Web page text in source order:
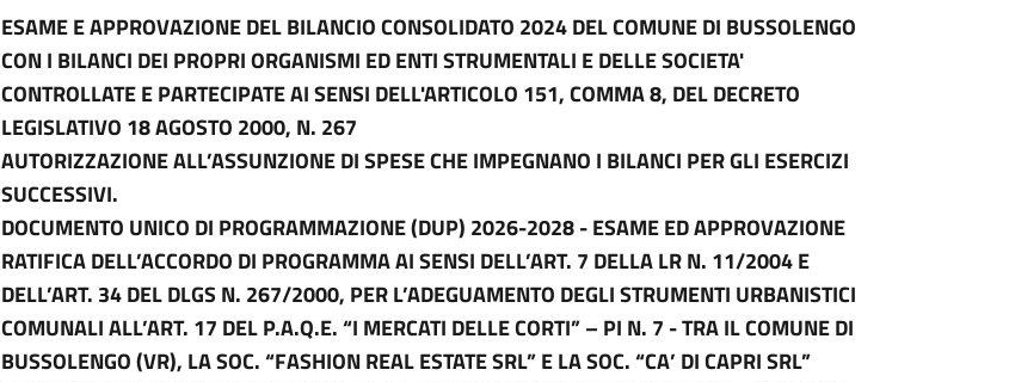
ESAME E APPROVAZIONE DEL BILANCIO CONSOLIDATO 2024 DEL COMUNE DI BUSSOLENGO
CON I BILANCI DEI PROPRI ORGANISMI ED ENTI STRUMENTALI E DELLE SOCIETA'
CONTROLLATE E PARTECIPATE AI SENSI DELL'ARTICOLO 151, COMMA 8, DEL DECRETO
LEGISLATIVO 18 AGOSTO 2000, N. 267
AUTORIZZAZIONE ALL’ASSUNZIONE DI SPESE CHE IMPEGNANO I BILANCI PER GLI ESERCIZI
SUCCESSIVI.
DOCUMENTO UNICO DI PROGRAMMAZIONE (DUP) 2026-2028 - ESAME ED APPROVAZIONE
RATIFICA DELL’ACCORDO DI PROGRAMMA AI SENSI DELL’ART. 7 DELLA LR N. 11/2004 E
DELL’ART. 34 DEL DLGS N. 267/2000, PER L’ADEGUAMENTO DEGLI STRUMENTI URBANISTICI
COMUNALI ALL’ART. 17 DEL P.A.Q.E. “I MERCATI DELLE CORTI” – PI N. 7 - TRA IL COMUNE DI
BUSSOLENGO (VR), LA SOC. “FASHION REAL ESTATE SRL” E LA SOC. “CA’ DI CAPRI SRL”